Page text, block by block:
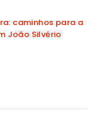
caminhos para a
João Silvério